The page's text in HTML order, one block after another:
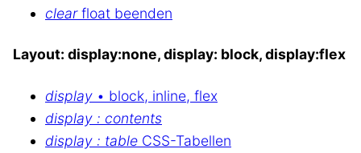
clearfloat beenden
Layout: display:none, display: block, display:flex
display • block, inline, flex
display : contents
display : table CSS-Tabellen